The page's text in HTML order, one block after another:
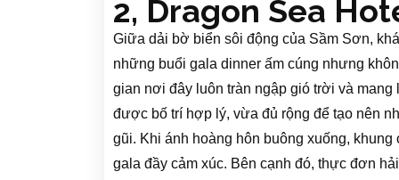
2, Dragon Sea
Giữa dải bờ biển sôi động của Sầm Sơn,
những buổi gala dinner ấm cúng nhưng
gian nơi đây luôn tràn ngập gió trời và
được bố trí hợp lý, vừa đủ rộng để tạo nên
gũi. Khi ánh hoàng hôn buông xuống,
gala đầy cảm xúc. Bên cạnh đó, thực đơn